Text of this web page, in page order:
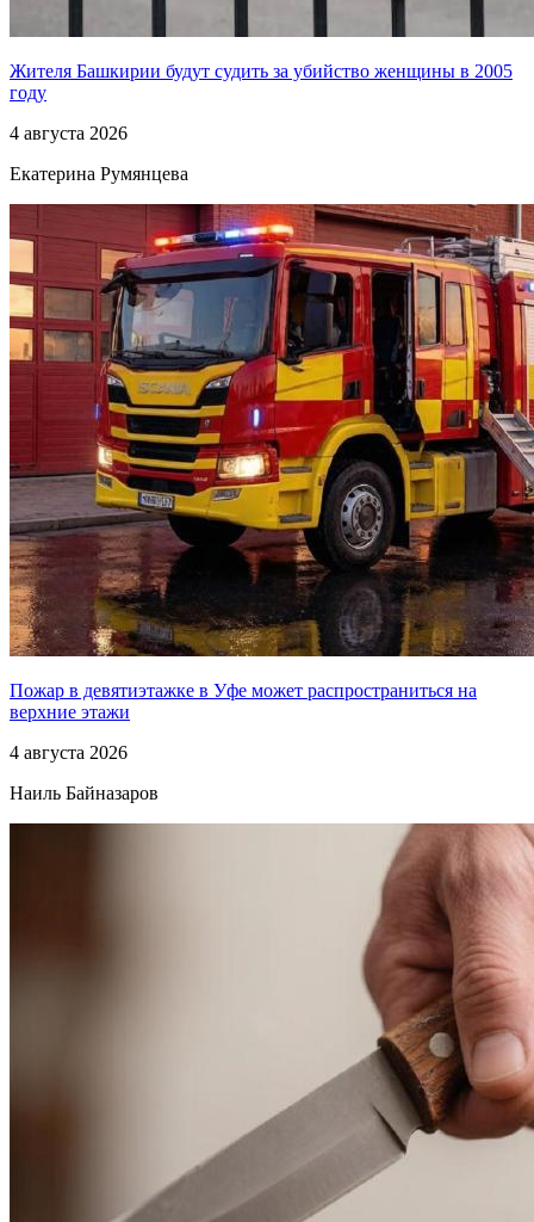
Жителя Башкирии будут судить за убийство женщины в 2005
году
4 августа 2026
Екатерина Румянцева
Пожар в девятиэтажке в Уфе может распространиться на
верхние этажи
4 августа 2026
Наиль Байназаров